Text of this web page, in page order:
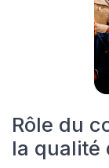
Rôle du
la qualité